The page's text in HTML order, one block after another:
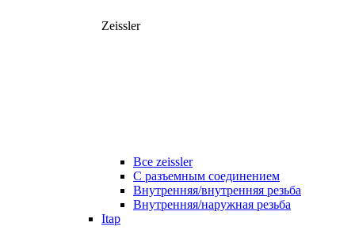
Zeissler
Все zeissler
С разъемным соединением
Внутренняя/внутренняя резьба
Внутренняя/наружная резьба
Itap